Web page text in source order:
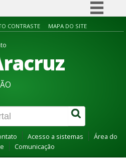
Simplifique!
Acesso à informação
Canais
CONTRASTE MAPA DO SITE
Acesso a sistemas
Área do
Comunicação